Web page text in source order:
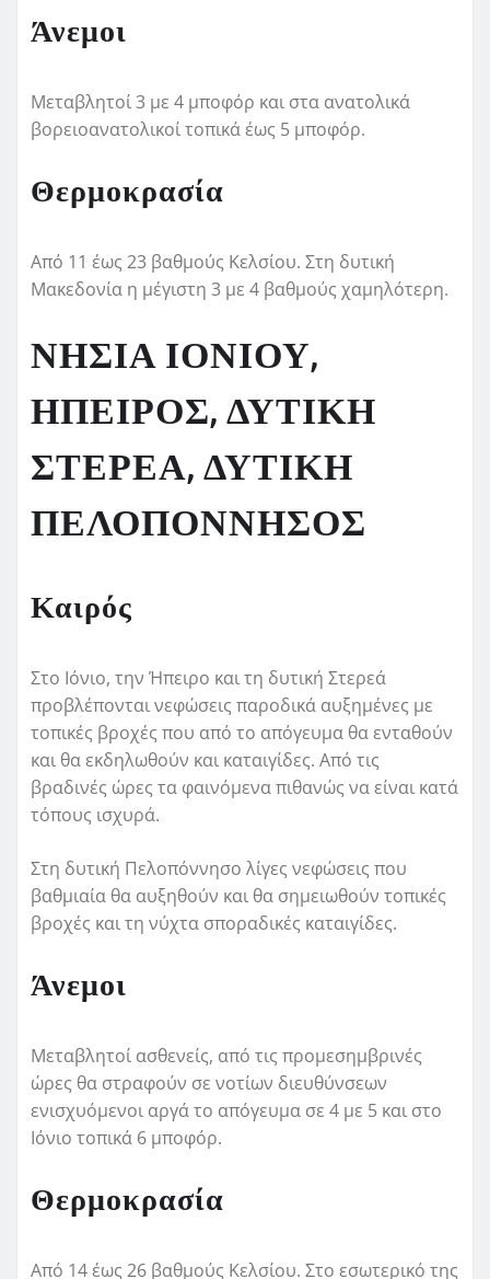
Άνεμοι
Μεταβλητοί 3 με 4 μποφόρ και στα ανατολικά
βορειοανατολικοί τοπικά έως 5 μποφόρ.
Θερμοκρασία
Από 11 έως 23 βαθμούς Κελσίου. Στη δυτική
Μακεδονία η μέγιστη 3 με 4 βαθμούς χαμηλότερη.
ΝΗΣΙΑ ΙΟΝΙΟΥ,
ΗΠΕΙΡΟΣ, ΔΥΤΙΚΗ
ΣΤΕΡΕΑ, ΔΥΤΙΚΗ
ΠΕΛΟΠΟΝΝΗΣΟΣ
Καιρός
Στο Ιόνιο, την Ήπειρο και τη δυτική Στερεά
προβλέπονται νεφώσεις παροδικά αυξημένες με
τοπικές βροχές που από το απόγευμα θα ενταθούν
και θα εκδηλωθούν και καταιγίδες. Από τις
βραδινές ώρες τα φαινόμενα πιθανώς να είναι κατά
τόπους ισχυρά.
Στη δυτική Πελοπόννησο λίγες νεφώσεις που
βαθμιαία θα αυξηθούν και θα σημειωθούν τοπικές
βροχές και τη νύχτα σποραδικές καταιγίδες.
Άνεμοι
Μεταβλητοί ασθενείς, από τις προμεσημβρινές
ώρες θα στραφούν σε νοτίων διευθύνσεων
ενισχυόμενοι αργά το απόγευμα σε 4 με 5 και στο
Ιόνιο τοπικά 6 μποφόρ.
Θερμοκρασία
Από 14 έως 26 βαθμούς Κελσίου. Στο εσωτερικό της